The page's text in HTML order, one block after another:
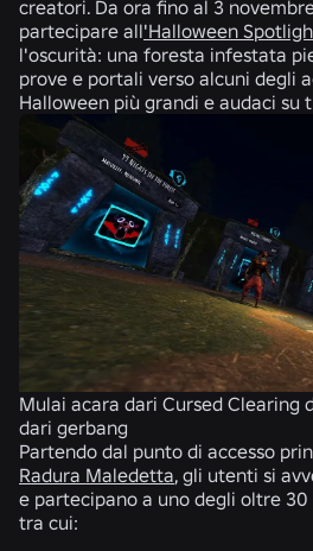
creatori. Da ora fino al 3
partecipare all'Halloween
l'oscurità: una foresta infestata
prove e portali verso alcuni degli
Halloween più grandi e audaci
Mulai acara dari Cursed Clearing
dari gerbang
Partendo dal punto di accesso
Radura Maledetta, gli utenti si
e partecipano a uno degli oltre
tra cui: